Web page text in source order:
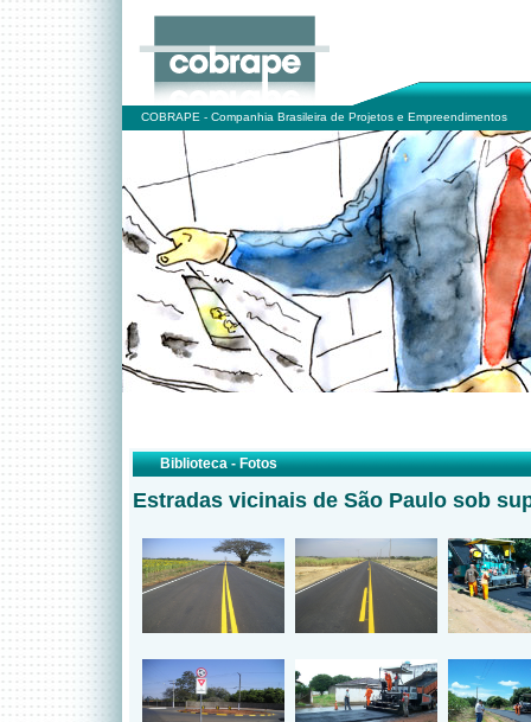
COBRAPE - Companhia Brasileira de Projetos e Empreendimentos
Biblioteca - Fotos
Estradas vicinais de São Paulo sob